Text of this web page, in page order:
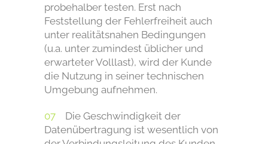
probehalber testen. Erst nach
Feststellung der Fehlerfreiheit auch
unter realitätsnahen Bedingungen
(u.a. unter zumindest üblicher und
erwarteter Volllast), wird der Kunde
die Nutzung in seiner technischen
Umgebung aufnehmen.
Die Geschwindigkeit der
Datenübertragung ist wesentlich von